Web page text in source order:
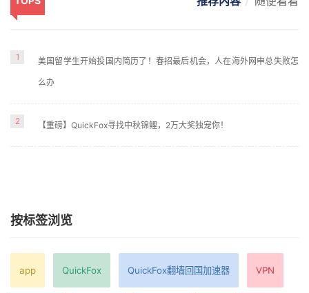
1 美国留学生开始投国内简历了！春招最后机会，人在海外网申总失败怎
么办
2 【重磅】QuickFox寻找中秋锦鲤，2万大奖独宠你！
按标签浏览
app QuickFox QuickFox翻墙回国加速器 VPN